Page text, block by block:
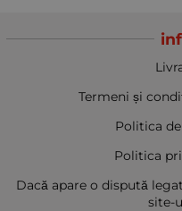
Termeni și
Politica
Politica
Dacă apare o dispută
site-